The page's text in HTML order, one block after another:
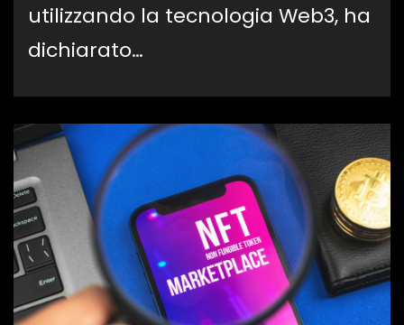
utilizzando la tecnologia Web3, ha
dichiarato…